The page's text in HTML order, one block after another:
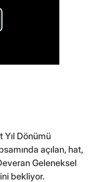
Yıl Dönümü
açılan, hat,
Geleneksel
bekliyor.